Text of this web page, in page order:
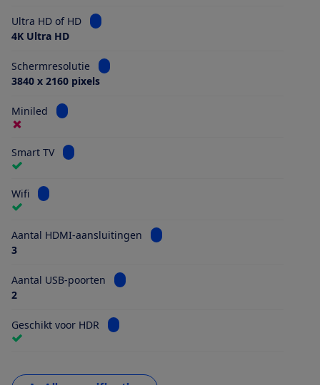
Ultra HD of HD
Bekijk informatie voor Ultra HD of HD
4K Ultra HD
Schermresolutie
Bekijk informatie voor Schermresolutie
3840 x 2160 pixels
Miniled Bekijk informatie voor Miniled
Smart TV Bekijk informatie voor Smart TV
Wifi Bekijk informatie voor Wifi
Aantal HDMI-aansluitingen
Bekijk informatie voor Aantal
3
Aantal USB-poorten
Bekijk informatie voor Aantal USB-poorten
2
Geschikt voor HDR Bekijk informatie voor Geschikt voor HDR